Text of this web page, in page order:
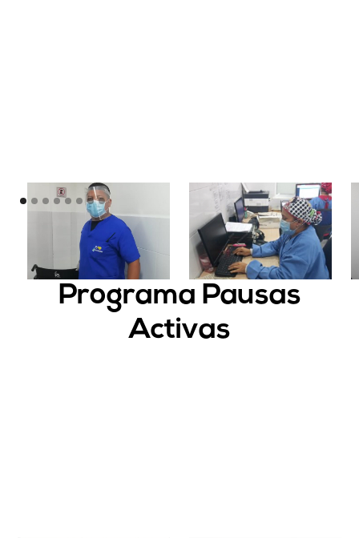
Programa Pausas
Activas